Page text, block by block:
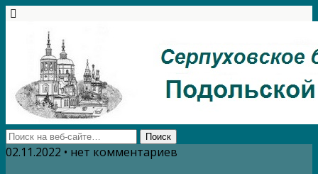
02.11.2022 • нет комментариев